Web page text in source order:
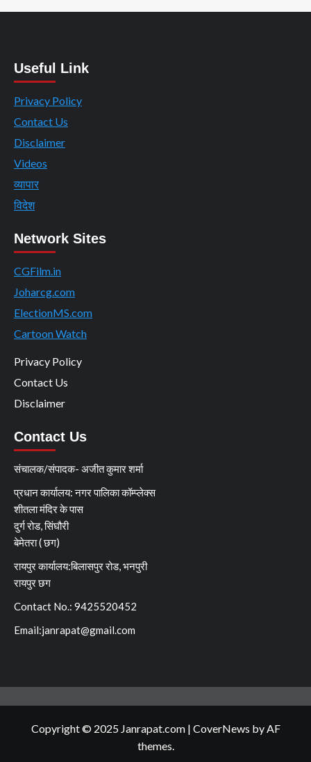
Useful Link
Privacy Policy
Contact Us
Disclaimer
Videos
व्यापार
विदेश
Network Sites
CGFilm.in
Joharcg.com
ElectionMS.com
Cartoon Watch
Privacy Policy
Contact Us
Disclaimer
Contact Us
संचालक/संपादक- अजीत कुमार शर्मा
प्रधान कार्यालय: नगर पालिका कॉम्प्लेक्स
शीतला मंदिर के पास
दुर्ग रोड, सिंघौरी
बेमेतरा ( छग)
रायपुर कार्यालय:बिलासपुर रोड, भनपुरी
रायपुर छग
Contact No.: 9425520452
Email:janrapat@gmail.com
Copyright © 2025 Janrapat.com | CoverNews by AF
themes.